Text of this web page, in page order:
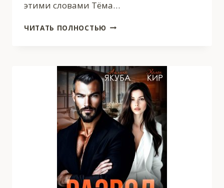
этими словами Тëма…
ЧИТАТЬ ПОЛНОСТЬЮ НАШ